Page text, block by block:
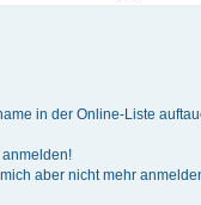
in der Online-Liste
aber nicht mehr